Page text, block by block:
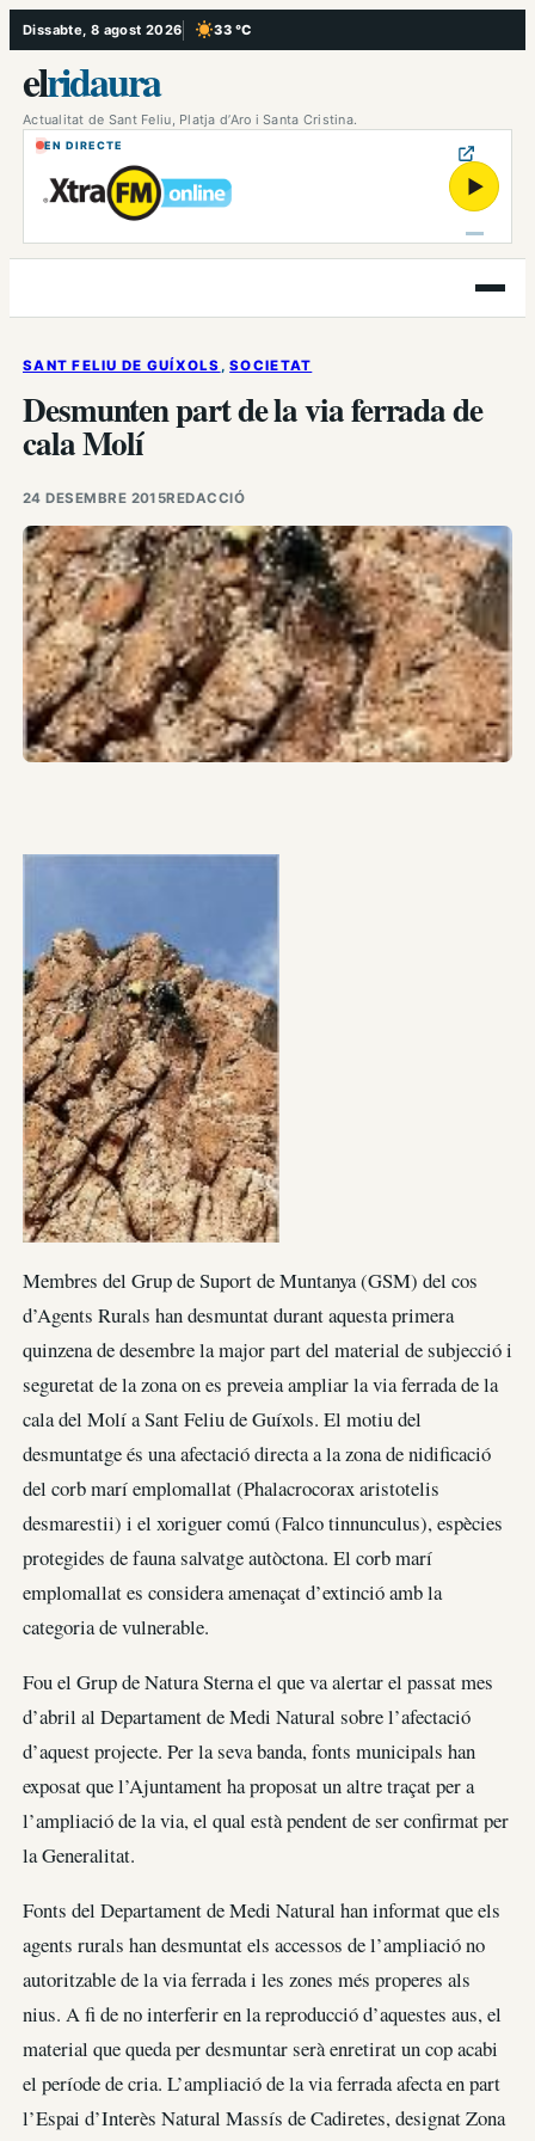
Vés
al
contingut
Dissabte, 8 agost 2026 33 °C
, Cel serè
elridaura
Actualitat de Sant Feliu, Platja d’Aro i Santa Cristina.
EN DIRECTE
▶
Obre
el
SANT FELIU DE GUÍXOLS , SOCIETAT
Desmunten part de la via ferrada de
cala Molí
24 DESEMBRE 2015REDACCIÓ
Membres del Grup de Suport de Muntanya (GSM) del cos
d’Agents Rurals han desmuntat durant aquesta primera
quinzena de desembre la major part del material de subjecció i
seguretat de la zona on es preveia ampliar la via ferrada de la
cala del Molí a Sant Feliu de Guíxols. El motiu del
desmuntatge és una afectació directa a la zona de nidificació
del corb marí emplomallat (Phalacrocorax aristotelis
desmarestii) i el xoriguer comú (Falco tinnunculus), espècies
protegides de fauna salvatge autòctona. El corb marí
emplomallat es considera amenaçat d’extinció amb la
categoria de vulnerable.
Fou el Grup de Natura Sterna el que va alertar el passat mes
d’abril al Departament de Medi Natural sobre l’afectació
d’aquest projecte. Per la seva banda, fonts municipals han
exposat que l’Ajuntament ha proposat un altre traçat per a
l’ampliació de la via, el qual està pendent de ser confirmat per
la Generalitat.
Fonts del Departament de Medi Natural han informat que els
agents rurals han desmuntat els accessos de l’ampliació no
autoritzable de la via ferrada i les zones més properes als
nius. A fi de no interferir en la reproducció d’aquestes aus, el
material que queda per desmuntar serà enretirat un cop acabi
el període de cria. L’ampliació de la via ferrada afecta en part
l’Espai d’Interès Natural Massís de Cadiretes, designat Zona